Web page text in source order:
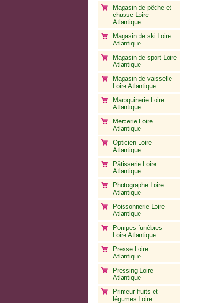
Magasin de pêche et
chasse Loire
Atlantique
Magasin de ski Loire
Atlantique
Magasin de sport Loire
Atlantique
Magasin de vaisselle
Loire Atlantique
Maroquinerie Loire
Atlantique
Mercerie Loire
Atlantique
Opticien Loire
Atlantique
Pâtisserie Loire
Atlantique
Photographe Loire
Atlantique
Poissonnerie Loire
Atlantique
Pompes funèbres
Loire Atlantique
Presse Loire
Atlantique
Pressing Loire
Atlantique
Primeur fruits et
légumes Loire